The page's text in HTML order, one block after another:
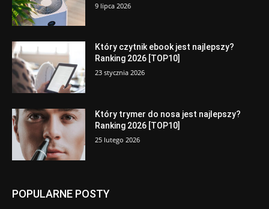
9 lipca 2026
Który czytnik ebook jest najlepszy?
Ranking 2026 [TOP10]
23 stycznia 2026
Który trymer do nosa jest najlepszy?
Ranking 2026 [TOP10]
25 lutego 2026
POPULARNE POSTY